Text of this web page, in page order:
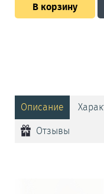
В корзину
Описание
Отзывы